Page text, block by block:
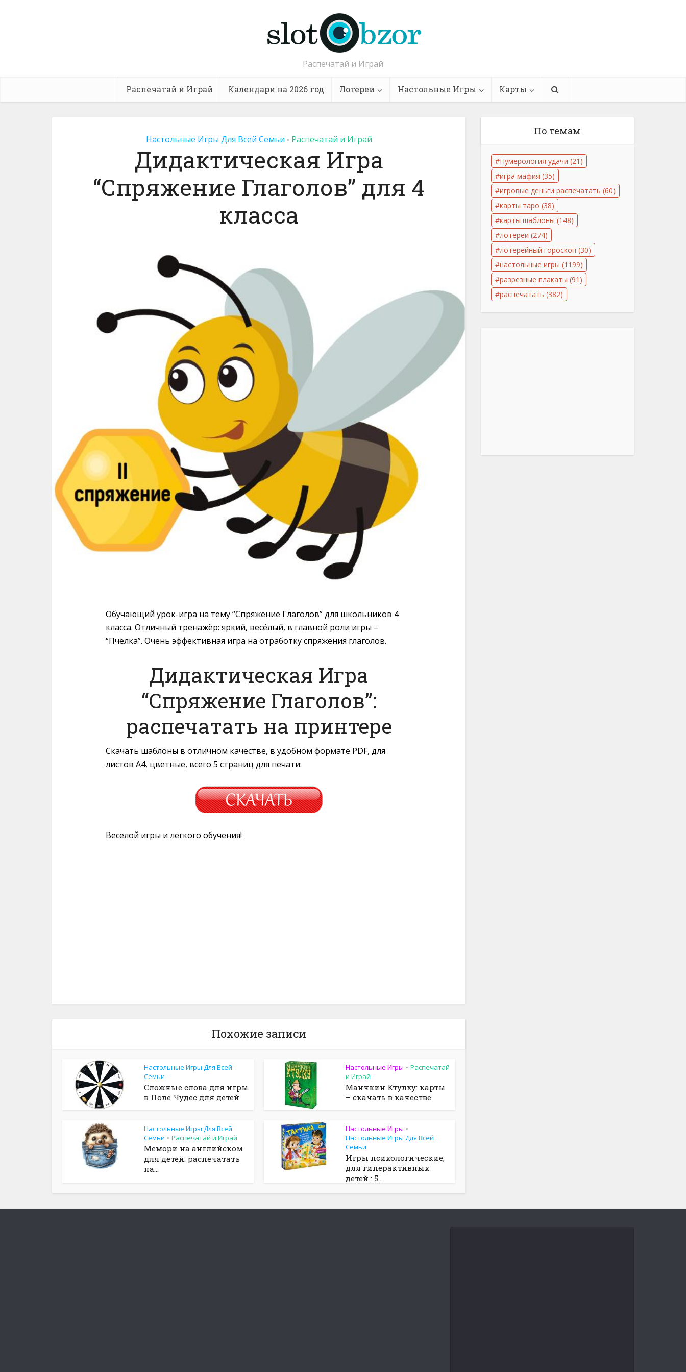
Распечатай и Играй
Распечатай и Играй Календари на 2026 год Лотереи Настольные Игры Карты
Настольные Игры Для Всей Семьи • Распечатай и Играй
Дидактическая Игра
“Спряжение Глаголов” для 4
класса
Обучающий урок-игра на тему “Спряжение Глаголов” для школьников 4
класса. Отличный тренажёр: яркий, весёлый, в главной роли игры –
“Пчёлка”. Очень эффективная игра на отработку спряжения глаголов.
Дидактическая Игра
“Спряжение Глаголов”:
распечатать на принтере
Скачать шаблоны в отличном качестве, в удобном формате PDF, для
листов A4, цветные, всего 5 страниц для печати:
Весёлой игры и лёгкого обучения!
Похожие записи
Настольные Игры Для Всей
Семьи
Сложные слова для игры
в Поле Чудес для детей
Настольные Игры • Распечатай
и Играй
Манчкин Ктулху: карты
– скачать в качестве
Настольные Игры Для Всей
Семьи • Распечатай и Играй
Мемори на английском
для детей: распечатать
на...
Настольные Игры •
Настольные Игры Для Всей
Семьи
Игры психологические,
для гиперактивных
детей : 5...
По темам
Нумерология удачи (21)
игра мафия (35)
игровые деньги распечатать (60)
карты таро (38)
карты шаблоны (148)
лотереи (274)
лотерейный гороскоп (30)
настольные игры (1199)
разрезные плакаты (91)
распечатать (382)